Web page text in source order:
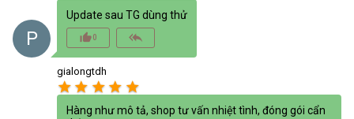
P
Update sau TG dùng thử
thumb_up_alt0 reply_all
gialongtdh
star star star star star
Hàng như mô tả, shop tư vấn nhiệt tình, đóng gói cẩn